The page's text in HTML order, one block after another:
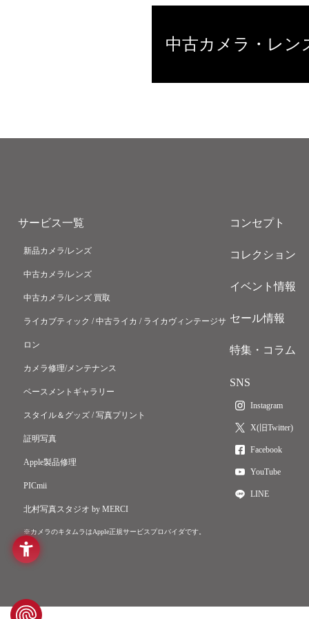
中古カメラ・レン
サービス一覧
新品カメラ/レンズ
中古カメラ/レンズ
中古カメラ/レンズ 買取
ライカブティック / 中古ライカ / ライカヴィンテージサ
ロン
カメラ修理/メンテナンス
ベースメントギャラリー
スタイル＆グッズ / 写真プリント
証明写真
Apple製品修理
PICmii
北村写真スタジオ by MERCI
※カメラのキタムラはApple正規サービスプロバイダです。
コンセプト
コレクション
イベント情報
セール情報
特集・コラム
SNS
Instagram
X(旧Twitter)
Facebook
YouTube
LINE